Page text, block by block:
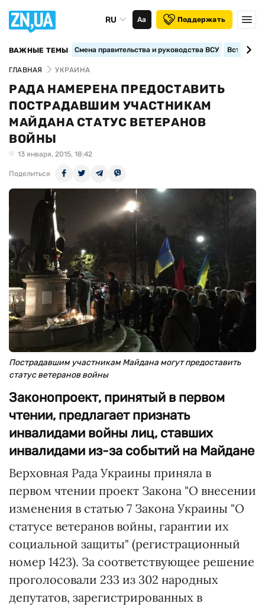
RU Аа Поддержать
ВАЖНЫЕ ТЕМЫ Смена правительства и руководства ВСУ
ГЛАВНАЯ УКРАИНА
РАДА НАМЕРЕНА ПРЕДОСТАВИТЬ
ПОСТРАДАВШИМ УЧАСТНИКАМ
МАЙДАНА СТАТУС ВЕТЕРАНОВ
ВОЙНЫ
13 января, 2015, 18:42
Поделиться
Пострадавшим участникам Майдана могут предоставить
статус ветеранов войны
Законопроект, принятый в первом
чтении, предлагает признать
инвалидами войны лиц, ставших
инвалидами из-за событий на Майдане
Верховная Рада Украины приняла в
первом чтении проект Закона "О внесении
изменения в статью 7 Закона Украины "О
статусе ветеранов войны, гарантии их
социальной защиты" (регистрационный
номер 1423). За соответствующее решение
проголосовали 233 из 302 народных
депутатов, зарегистрированных в